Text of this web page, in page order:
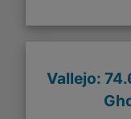
Vallejo: